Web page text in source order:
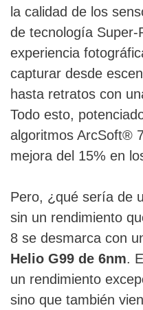
la calidad de los
de tecnología Super-
experiencia
capturar desde
hasta retratos con
Todo esto,
algoritmos ArcSoft®
mejora del 15% en
Pero, ¿qué sería de
sin un rendimiento
8 se desmarca con
Helio G99 de 6nm.
un rendimiento
sino que también